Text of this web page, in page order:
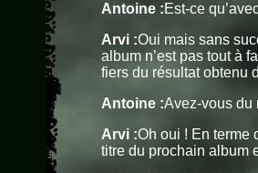
Antoine :Est-ce
Arvi :Oui mais sans
album n’est pas tout à
fiers du résultat obtenu
Antoine :Avez-vous du
Arvi :Oh oui ! En terme
titre du prochain album